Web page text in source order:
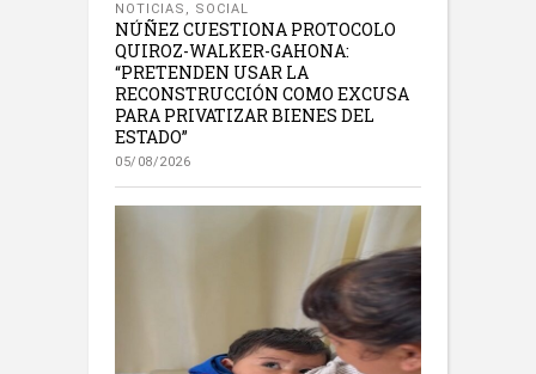
NOTICIAS , SOCIAL
NÚÑEZ CUESTIONA PROTOCOLO
QUIROZ-WALKER-GAHONA:
“PRETENDEN USAR LA
RECONSTRUCCIÓN COMO EXCUSA
PARA PRIVATIZAR BIENES DEL
ESTADO”
05/08/2026